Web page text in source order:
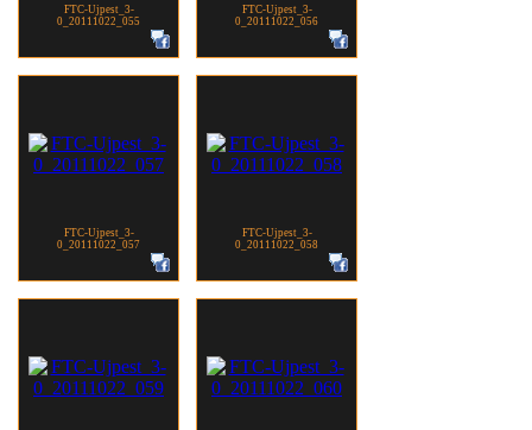
FTC-Ujpest_3-
0_20111022_055
FTC-Ujpest_3-
0_20111022_056
FTC-Ujpest_3-
0_20111022_057
FTC-Ujpest_3-
0_20111022_058